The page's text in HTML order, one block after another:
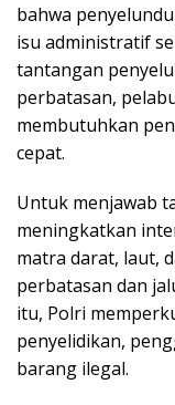
bahwa
isu administratif
tantangan
perbatasan,
membutuhkan
cepat.
Untuk menjawab
meningkatkan
matra darat, laut,
perbatasan dan
itu, Polri
penyelidikan,
barang ilegal.